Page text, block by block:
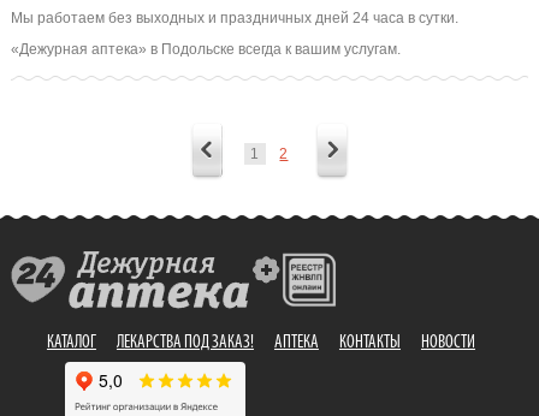
Мы работаем без выходных и праздничных дней 24 часа в сутки.
«Дежурная аптека» в Подольске всегда к вашим услугам.
1 2
КАТАЛОГ ЛЕКАРСТВА ПОД ЗАКАЗ! АПТЕКА КОНТАКТЫ НОВОСТИ